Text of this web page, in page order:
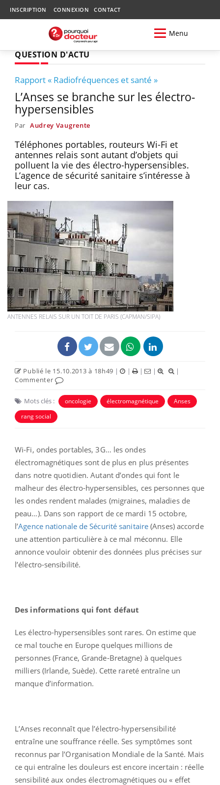
INSCRIPTION CONNEXION CONTACT
Menu
QUESTION D'ACTU
Rapport « Radiofréquences et santé »
L’Anses se branche sur les électro-
hypersensibles
Par Audrey Vaugrente
Téléphones portables, routeurs Wi-Fi et
antennes relais sont autant d’objets qui
polluent la vie des électro-hypersensibles.
L’agence de sécurité sanitaire s’intéresse à
leur cas.
ANTENNES RELAIS SUR UN TOIT DE PARIS (CAPMAN/SIPA)
Publié le 15.10.2013 à 18h49 | | | |
|
Commenter
Mots clés : oncologie électromagnétique
Anses
rang social
Wi-Fi, ondes portables, 3G… les ondes
électromagnétiques sont de plus en plus présentes
dans notre quotidien. Autant d’ondes qui font le
malheur des électro-hypersensibles, ces personnes que
les ondes rendent malades (migraines, maladies de
peau…). Dans son rapport de ce mardi 15 octobre,
l’Agence nationale de Sécurité sanitaire (Anses) accorde
une attention particulière à ce mal méconnu. Elle
annonce vouloir obtenir des données plus précises sur
l’électro-sensibilité.
Des informations qui font défaut
Les électro-hypersensibles sont rares. On estime que
ce mal touche en Europe quelques millions de
personnes (France, Grande-Bretagne) à quelques
milliers (Irlande, Suède). Cette rareté entraîne un
manque d’information.
L’Anses reconnaît que l’électro-hypersensibilité
entraîne une souffrance réelle. Ses symptômes sont
reconnus par l’Organisation Mondiale de la Santé. Mais
ce qui entraîne les douleurs est encore incertain : réelle
sensibilité aux ondes électromagnétiques ou « effet